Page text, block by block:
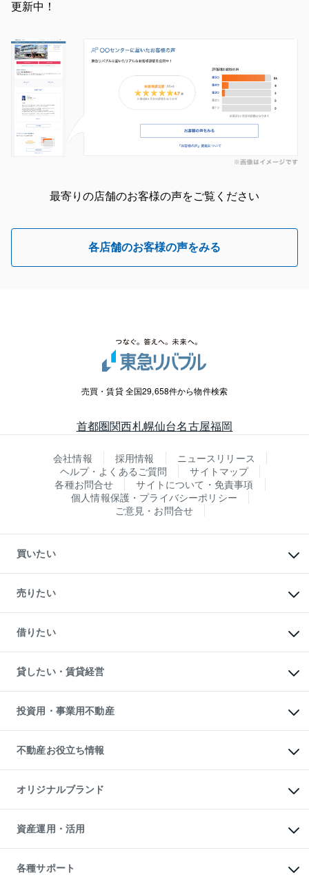
更新中！
最寄りの店舗のお客様の声をご覧ください
各店舗のお客様の声をみる
売買・賃貸 全国29,658件から物件検索
首都圏関西札幌仙台名古屋福岡
会社情報 採用情報
ニュースリリース
ヘルプ・よくあるご質問
サイトマップ
各種お問合せ
サイトについて・免責事項
個人情報保護・プライバシーポリシー
ご意見・お問合せ
買いたい
新築・分譲マンションの購入
中古マンションの購入
一戸建ての購入
中古一戸建ての購入
不動産購入の流れ
注目キーワード物件特集
購入ガイド
English 繁体中文簡体中文
売りたい
一戸建ての売却・査定
土地の売却・査定
スピードAI査定
不動産査定について
不動産売却の流れ
不動産買換えの流れ
売却ガイド
借りたい
オフィス・店舗の賃貸
借りるときの流れ
借りるガイド
貸したい・賃貸経営
マンション賃料データ
賃貸管理プラン
リロケーションについて
貸すガイド
投資用・事業用不動産
事業用不動産
マンション投資
投資用マンション
アパート経営
収益物件
ビル購入（ビル一棟）
投資用不動産の売却査定
事業用不動産の売却査定
不動産お役立ち情報
マンションライブラリー
人気マンションランキング
暮らしに役立つ不動産メディア
不動産相場・不動産価格情報
不動産コラム・ニュース
不動産用語集
不動産なんでもネット相談室
オリジナルブランド
一棟リノベーションマンション
L`GENTE（ルジェンテ）
区分リノベーションマンション
投資用一棟レジデンスWELL
資産運用・活用
不動産M&A
アセットマネジメント・出資
各種サポート